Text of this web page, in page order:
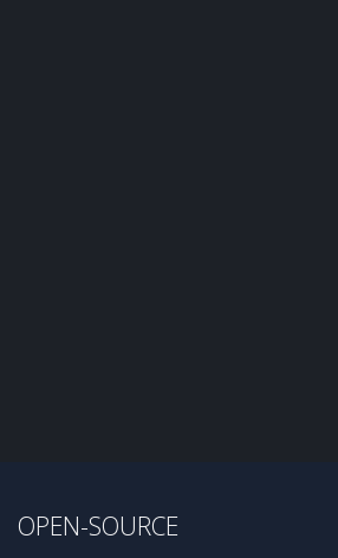
OPEN-SOURCE